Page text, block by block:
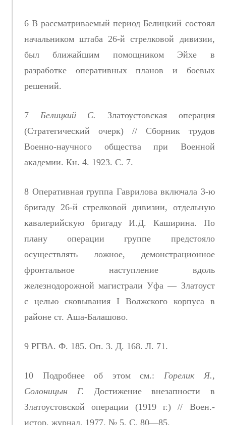
6 В рассматриваемый период Белицкий состоял
начальником штаба 26-й стрелковой дивизии,
был ближайшим помощником Эйхе в
разработке оперативных планов и боевых
решений.
7 Белицкий С.
Златоустовская операция
(Стратегический очерк) // Сборник трудов
Военно-научного общества при Военной
академии. Кн. 4. 1923. С. 7.
8 Оперативная группа Гаврилова включала 3-ю
бригаду 26-й стрелковой дивизии, отдельную
кавалерийскую бригаду И.Д. Каширина. По
плану операции группе предстояло
осуществлять ложное, демонстрационное
фронтальное наступление вдоль
железнодорожной магистрали Уфа — Златоуст
с целью сковывания I Волжского корпуса в
районе ст. Аша-Балашово.
9 РГВА. Ф. 185. Оп. 3. Д. 168. Л. 71.
10 Подробнее об этом см.: Горелик Я.,
Солоницын Г.
Достижение внезапности в
Златоустовской операции (1919 г.) // Воен.-
истор. журнал. 1977. № 5. С. 80—85.